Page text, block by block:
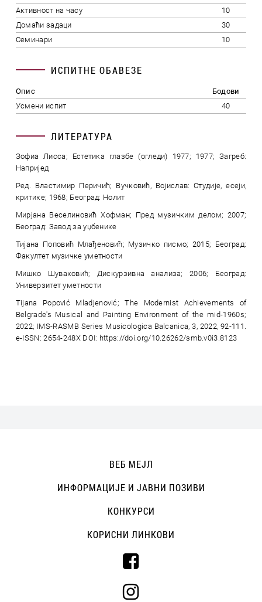
Активност на часу
10
Домаћи задаци
30
Семинари
10
ИСПИТНЕ ОБАВЕЗЕ
Опис
Бодови
Усмени испит
40
ЛИТЕРАТУРА
Зофиа Лисса; Естетика глазбе (огледи) 1977; 1977; Загреб:
Напријед
Ред. Властимир Перичић; Вучковић, Војислав: Студије, есеји,
критике; 1968; Београд: Нолит
Мирјана Веселиновић Хофман; Пред музичким делом; 2007;
Београд: Завод за уџбенике
Тијана Поповић Млађеновић; Музичко писмо; 2015; Београд:
Факултет музичке уметности
Мишко Шуваковић; Дискурзивна анализа; 2006; Београд:
Универзитет уметности
Tijana Popović Mladjenović; The Modernist Achievements of
Belgrade's Musical and Painting Environment of the mid-1960s;
2022; IMS-RASMB Series Musicologica Balcanica, 3, 2022, 92-111.
e-ISSN: 2654-248X DOI: https://doi.org/10.26262/smb.v0i3.8123
ВЕБ МЕЈЛ
ИНФОРМАЦИЈЕ И ЈАВНИ ПОЗИВИ
КОНКУРСИ
КОРИСНИ ЛИНКОВИ